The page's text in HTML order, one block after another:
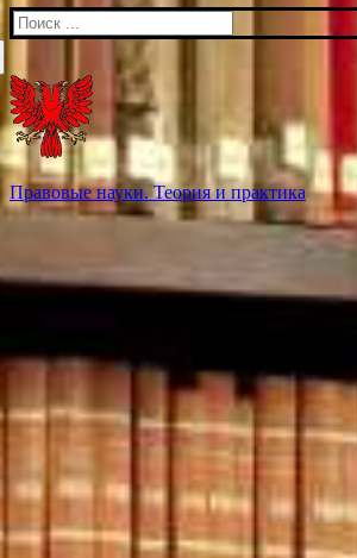
Искать:
Правовые науки. Теория и практика